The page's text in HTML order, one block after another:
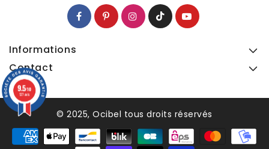
Informations
Contact
© 2025, Ocibel tous droits réservés
9.5/10
127 avis
9.5/10
127 avis